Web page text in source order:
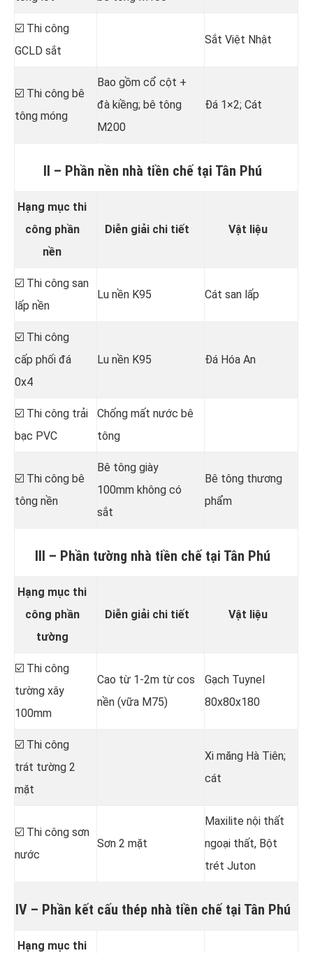
☑️ Thi công
GCLD sắt
Sắt Việt Nhật
☑️ Thi công bê
tông móng
Bao gồm cổ cột +
đà kiềng; bê tông
M200
Đá 1×2; Cát
II – Phần nền nhà tiền chế tại Tân Phú
Hạng mục thi
công phần
nền
Diễn giải chi tiết Vật liệu
☑️ Thi công san
lấp nền
Lu nền K95 Cát san lấp
☑️ Thi công
cấp phối đá
0x4
Lu nền K95 Đá Hóa An
☑️ Thi công trải
bạc PVC
Chống mất nước bê
tông
☑️ Thi công bê
tông nền
Bê tông giày
100mm không có
sắt
Bê tông thương
phẩm
III – Phần tường nhà tiền chế tại Tân Phú
Hạng mục thi
công phần
tường
Diễn giải chi tiết Vật liệu
☑️ Thi công
tường xây
100mm
Cao từ 1-2m từ cos
nền (vữa M75)
Gạch Tuynel
80x80x180
☑️ Thi công
trát tường 2
mặt
Xi măng Hà Tiên;
cát
☑️ Thi công sơn
nước
Sơn 2 mặt
Maxilite nội thất
ngoại thất, Bột
trét Juton
IV – Phần kết cấu thép nhà tiền chế tại Tân Phú
Hạng mục thi